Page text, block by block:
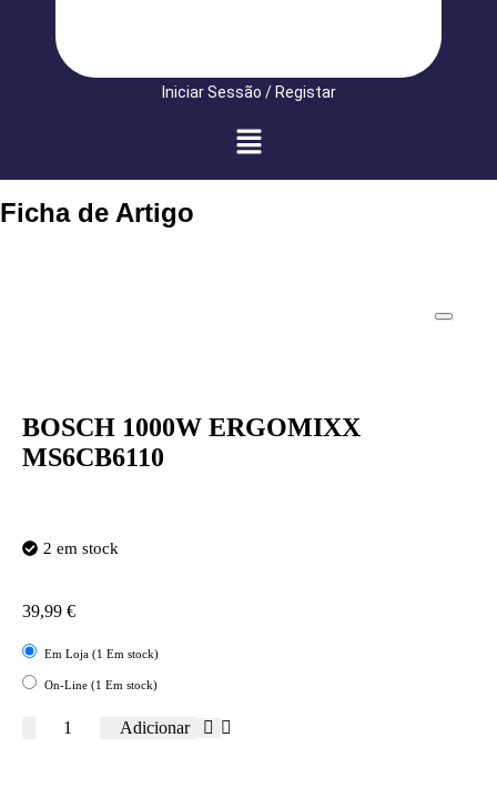
Iniciar Sessão / Registar
Ficha de Artigo
BOSCH 1000W ERGOMIXX
MS6CB6110
2 em stock
39,99 €
Em Loja (1 Em stock)
On-Line (1 Em stock)
Adicionar